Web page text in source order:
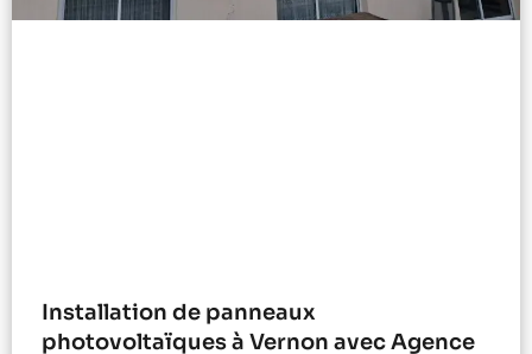
Installation de panneaux
photovoltaïques à Vernon avec Agence